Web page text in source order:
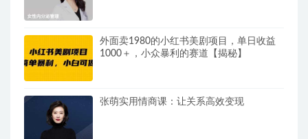
外面卖1980的小红书美剧项目，单日收益
1000＋，小众暴利的赛道【揭秘】
张萌实用情商课：让关系高效变现